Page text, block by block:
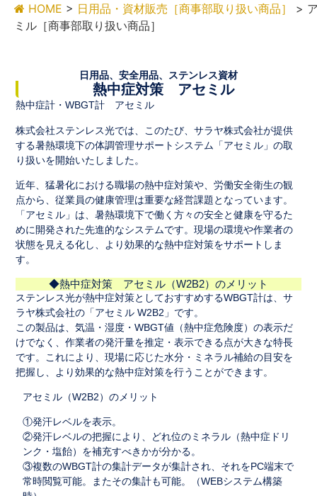
HOME > 日用品・資材販売［商事部取り扱い商品］ >
ミル［商事部取り扱い商品］
日用品、安全用品、ステンレス資材
熱中症対策 アセミル
熱中症計・WBGT計 アセミル
株式会社ステンレス光では、このたび、サラヤ株式会社が提供
する暑熱環境下の体調管理サポートシステム「アセミル」の取
り扱いを開始いたしました。
近年、猛暑化における職場の熱中症対策や、労働安全衛生の観
点から、従業員の健康管理は重要な経営課題となっています。
「アセミル」は、暑熱環境下で働く方々の安全と健康を守るた
めに開発された先進的なシステムです。現場の環境や作業者の
状態を見える化し、より効果的な熱中症対策をサポートしま
す。
◆熱中症対策 アセミル（W2B2）のメリット
ステンレス光が熱中症対策としておすすめするWBGT計は、サ
ラヤ株式会社の「アセミル W2B2」です。
この製品は、気温・湿度・WBGT値（熱中症危険度）の表示だ
けでなく、作業者の発汗量を推定・表示できる点が大きな特長
です。これにより、現場に応じた水分・ミネラル補給の目安を
把握し、より効果的な熱中症対策を行うことができます。
アセミル（W2B2）のメリット
①発汗レベルを表示。
②発汗レベルの把握により、どれ位のミネラル（熱中症ドリ
ンク・塩飴）を補充すべきかが分かる。
③複数のWBGT計の集計データが集計され、それをPC端末で
常時閲覧可能。またその集計も可能。（WEBシステム構築